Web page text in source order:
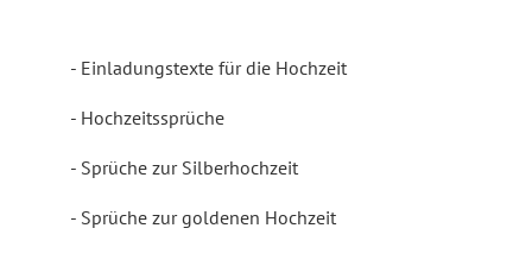
Einladungstexte für die Hochzeit
Hochzeitssprüche
Sprüche zur Silberhochzeit
Sprüche zur goldenen Hochzeit